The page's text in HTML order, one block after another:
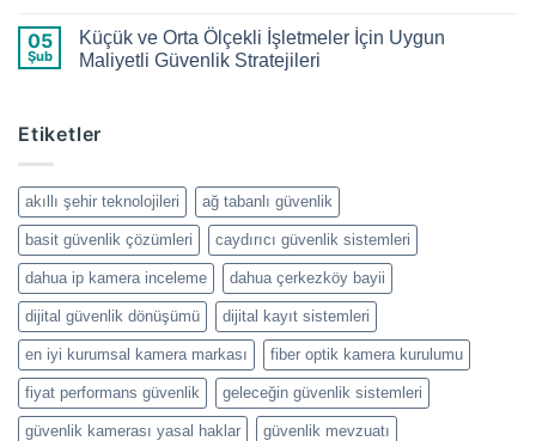
Kurulum
ve
Doğru
KVKK
ve
Güvenlik
Risklerden
Nasıl
05
Şub
Küçük ve Orta Ölçekli İşletmeler İçin Uygun
Maliyetli Güvenlik Stratejileri
ve
Orta
İçin
Uygun
Maliyetli
Güvenlik
Stratejileri
Etiketler
akıllı şehir teknolojileri ağ tabanlı güvenlik
basit güvenlik çözümleri caydırıcı güvenlik sistemleri
dahua ip kamera inceleme dahua çerkezköy bayii
dijital güvenlik dönüşümü dijital kayıt sistemleri
en iyi kurumsal kamera markası fiber optik kamera kurulumu
fiyat performans güvenlik geleceğin güvenlik sistemleri
güvenlik kamerası yasal haklar güvenlik mevzuatı